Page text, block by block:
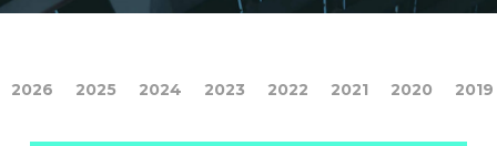
2019
2020
2021
2022
2023
2024
2025
2026